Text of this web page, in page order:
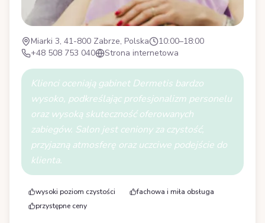
Miarki 3, 41-800 Zabrze, Polska
10:00–18:00
+48 508 753 040
Strona internetowa
Klienci oceniają gabinet Dermetis bardzo
wysoko, podkreślając profesjonalizm personelu
oraz wysoką skuteczność oferowanych
zabiegów. Salon jest ceniony za czystość,
przyjazną atmosferę oraz uczciwe podejście do
klienta.
wysoki poziom czystości
fachowa i miła obsługa
przystępne ceny